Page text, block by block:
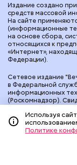
Сетевое издание
в Федеральной
информационных
(Роскомнадзор).
"Вечерняя Москва".
Геннадьевич
Бумажный пр-д, д.
Издание создано
средств массовой
На сайте
(информационные
на основе сбора,
относящихся к
«Интернет»,
Федерации).
Используя
Политике